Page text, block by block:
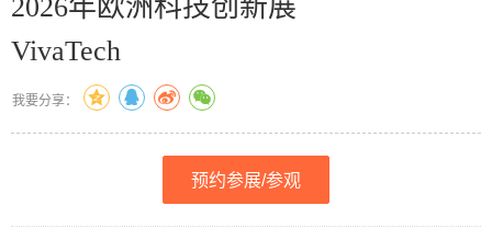
2026年欧洲科技创新展
VivaTech
我要分享：
预约参展/参观